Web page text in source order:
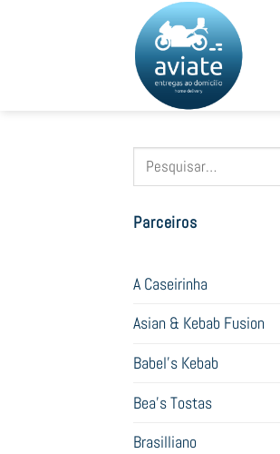
Pesquisar
Parceiros
A Caseirinha
Asian & Kebab Fusion
Babel's Kebab
Bea's Tostas
Brasilliano